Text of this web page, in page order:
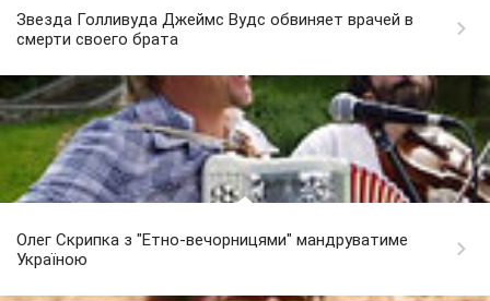
Звезда Голливуда Джеймс Вудс обвиняет врачей в
смерти своего брата
Олег Скрипка з "Етно-вечорницями" мандруватиме
Україною